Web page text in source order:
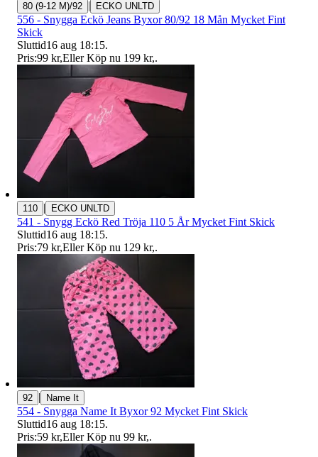
80 (9-12 M)/92 | ECKO UNLTD
556 - Snygga Eckö Jeans Byxor 80/92 18 Mån Mycket Fint
Skick
Sluttid16 aug 18:15.
Pris:99 kr,Eller Köp nu 199 kr,.
110 | ECKO UNLTD
541 - Snygg Eckö Red Tröja 110 5 År Mycket Fint Skick
Sluttid16 aug 18:15.
Pris:79 kr,Eller Köp nu 129 kr,.
92 | Name It
554 - Snygga Name It Byxor 92 Mycket Fint Skick
Sluttid16 aug 18:15.
Pris:59 kr,Eller Köp nu 99 kr,.